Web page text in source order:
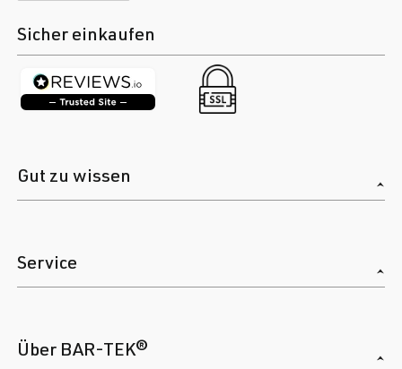
Sicher einkaufen
Gut zu wissen
Service
Über BAR-TEK®